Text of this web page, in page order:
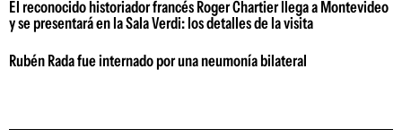
El reconocido historiador francés Roger Chartier llega a Montevideo
y se presentará en la Sala Verdi: los detalles de la visita
Rubén Rada fue internado por una neumonía bilateral